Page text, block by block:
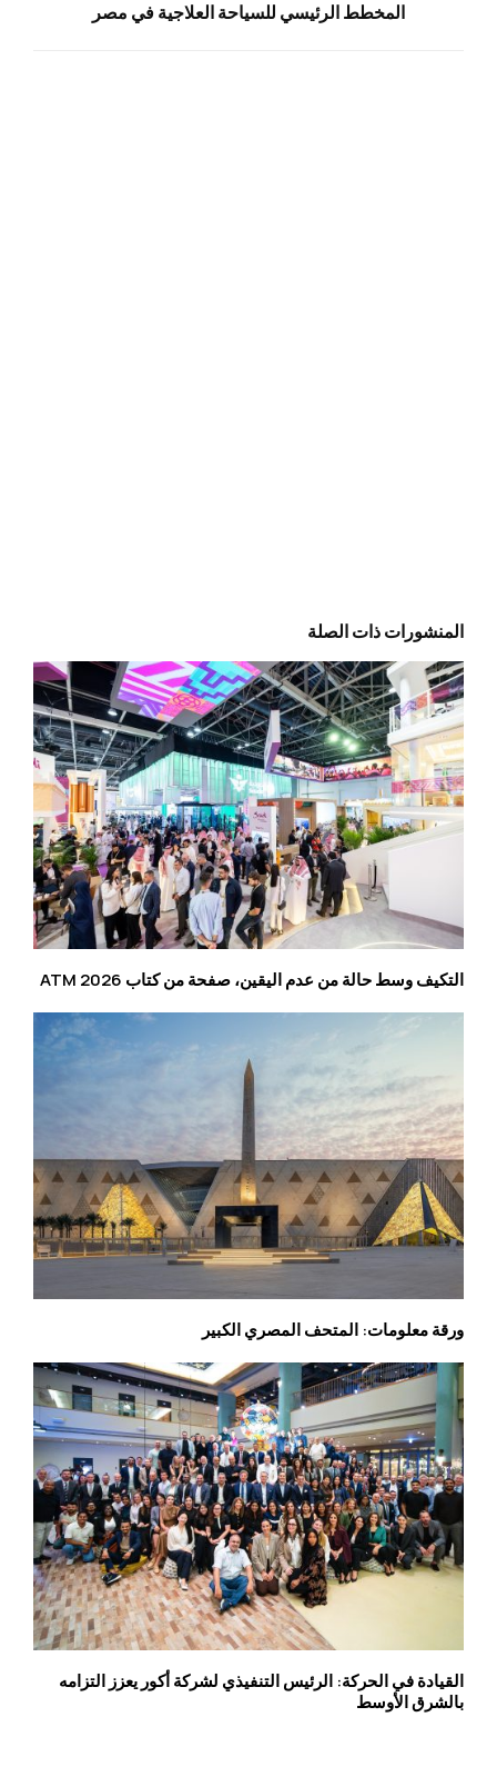
المخطط الرئيسي للسياحة العلاجية في مصر
المنشورات ذات الصلة
التكيف وسط حالة من عدم اليقين، صفحة من كتاب ATM 2026
ورقة معلومات: المتحف المصري الكبير
القيادة في الحركة: الرئيس التنفيذي لشركة أكور يعزز التزامه
بالشرق الأوسط